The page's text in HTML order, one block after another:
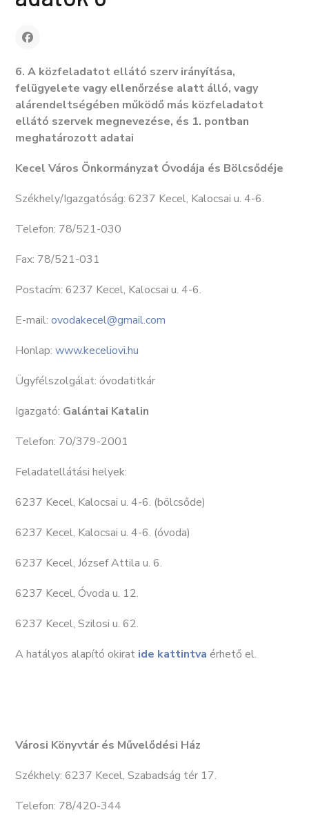
6. A közfeladatot ellátó szerv irányítása,
felügyelete vagy ellenőrzése alatt álló, vagy
alárendeltségében működő más közfeladatot
ellátó szervek megnevezése, és 1. pontban
meghatározott adatai
Kecel Város Önkormányzat Óvodája és Bölcsődéje
Székhely/Igazgatóság: 6237 Kecel, Kalocsai u. 4-6.
Telefon: 78/521-030
Fax: 78/521-031
Postacím: 6237 Kecel, Kalocsai u. 4-6.
E-mail: ovodakecel@gmail.com
Honlap: www.keceliovi.hu
Ügyfélszolgálat: óvodatitkár
Igazgató: Galántai Katalin
Telefon: 70/379-2001
Feladatellátási helyek:
6237 Kecel, Kalocsai u. 4-6. (bölcsőde)
6237 Kecel, Kalocsai u. 4-6. (óvoda)
6237 Kecel, József Attila u. 6.
6237 Kecel, Óvoda u. 12.
6237 Kecel, Szilosi u. 62.
A hatályos alapító okirat ide kattintva érhető el.
Városi Könyvtár és Művelődési Ház
Székhely: 6237 Kecel, Szabadság tér 17.
Telefon: 78/420-344